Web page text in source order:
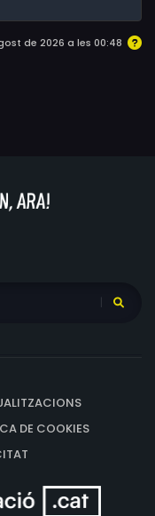
de 2026 a les 00:48
DE COOKIES